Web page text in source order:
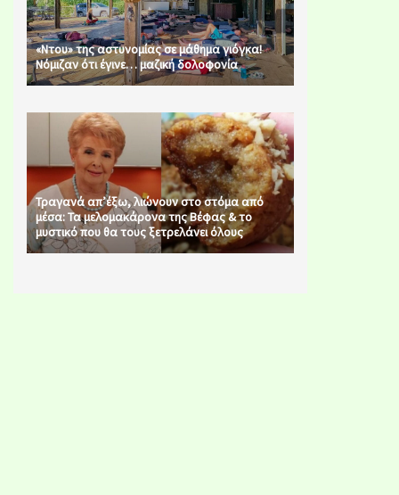
«Ντου» της αστυνομίας σε μάθημα γιόγκα!
Νόμιζαν ότι έγινε… μαζική δολοφονία
Τραγανά απ’έξω, λιώνουν στο στόμα από
μέσα: Τα μελομακάρονα της Βέφας & το
μυστικό που θα τους ξετρελάνει όλους